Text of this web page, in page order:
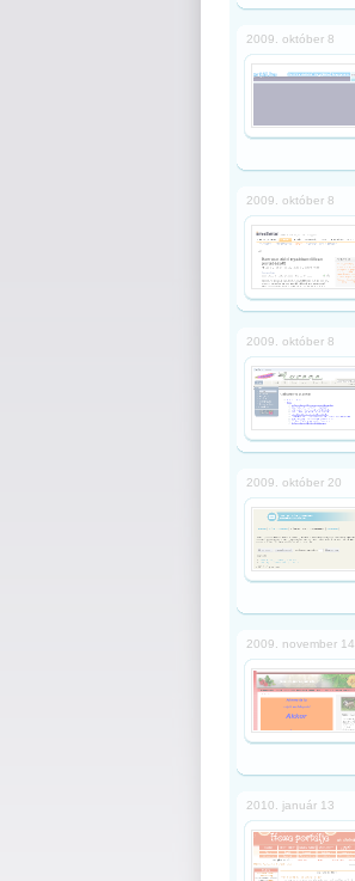
2009. október 8
2009. október 8
2009. október 8
2009. október 20
2009. november 14
2010. január 13